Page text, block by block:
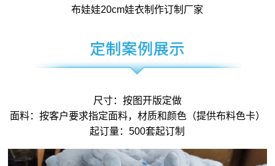
布娃娃20cm娃衣制作订制厂家
尺寸：按图开版定做
面料：按客户要求指定面料，材质和颜色（提供布料色卡）
起订量：500套起订制